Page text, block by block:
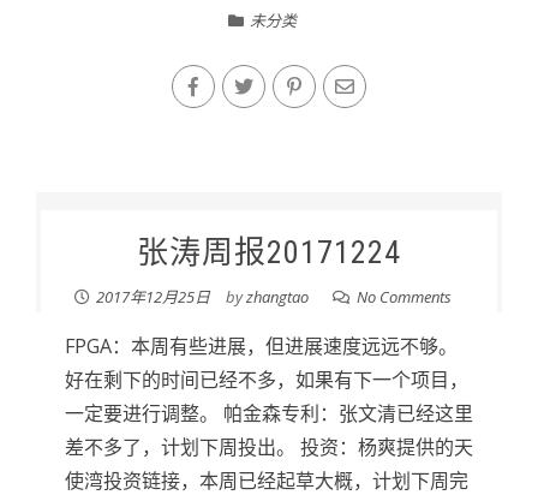
未分类
张涛周报20171224
2017年12月25日 byzhangtao No Comments
FPGA：本周有些进展，但进展速度远远不够。
好在剩下的时间已经不多，如果有下一个项目，
一定要进行调整。 帕金森专利：张文清已经这里
差不多了，计划下周投出。 投资：杨爽提供的天
使湾投资链接，本周已经起草大概，计划下周完